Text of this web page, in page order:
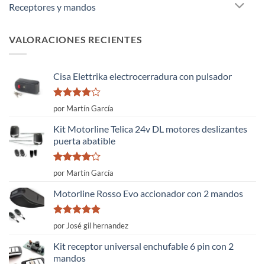
Receptores y mandos
VALORACIONES RECIENTES
Cisa Elettrika electrocerradura con pulsador
Valorado
con
5
por Martín García
Kit Motorline Telica 24v DL motores deslizantes
puerta abatible
Valorado
con
5
por Martín García
Motorline Rosso Evo accionador con 2 mandos
Valorado
con
de 5
por José gil hernandez
Kit receptor universal enchufable 6 pin con 2
mandos